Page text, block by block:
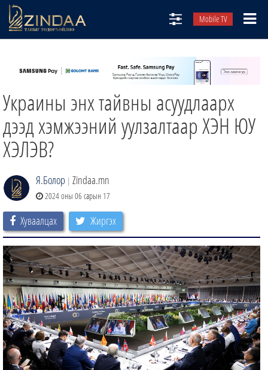
Mobile TV
ТВ8
ӨГЛӨӨНИЙ СОНИН
АУДИО ЗОХИОЛ
ЗИНДАА СЭТГҮҮЛ
Украины энх тайвны асуудлаарх
дээд хэмжээний уулзалтаар ХЭН ЮУ
ХЭЛЭВ?
Я.Болор | Zindaa.mn
2024 оны 06 сарын 17
Хуваалцах Жиргэх